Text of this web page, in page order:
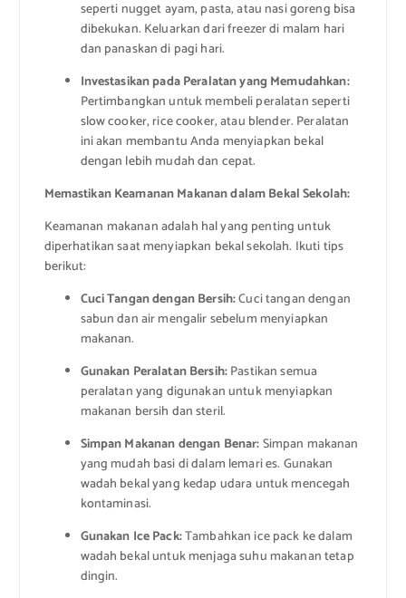
seperti nugget ayam, pasta, atau nasi goreng bisa
dibekukan. Keluarkan dari freezer di malam hari
dan panaskan di pagi hari.
Investasikan pada Peralatan yang Memudahkan:
Pertimbangkan untuk membeli peralatan seperti
slow cooker, rice cooker, atau blender. Peralatan
ini akan membantu Anda menyiapkan bekal
dengan lebih mudah dan cepat.
Memastikan Keamanan Makanan dalam Bekal Sekolah:
Keamanan makanan adalah hal yang penting untuk
diperhatikan saat menyiapkan bekal sekolah. Ikuti tips
berikut:
Cuci Tangan dengan Bersih:Cuci tangan dengan
sabun dan air mengalir sebelum menyiapkan
makanan.
Gunakan Peralatan Bersih:Pastikan semua
peralatan yang digunakan untuk menyiapkan
makanan bersih dan steril.
Simpan Makanan dengan Benar:Simpan makanan
yang mudah basi di dalam lemari es. Gunakan
wadah bekal yang kedap udara untuk mencegah
kontaminasi.
Gunakan Ice Pack:Tambahkan ice pack ke dalam
wadah bekal untuk menjaga suhu makanan tetap
dingin.